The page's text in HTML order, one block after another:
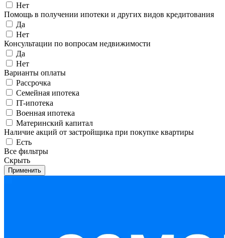
Нет
Помощь в получении ипотеки и других видов кредитования
Да
Нет
Консультации по вопросам недвижимости
Да
Нет
Варианты оплаты
Рассрочка
Семейная ипотека
IT-ипотека
Военная ипотека
Материнский капитал
Наличие акций от застройщика при покупке квартиры
Есть
Все фильтры
Скрыть
Применить